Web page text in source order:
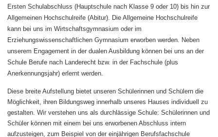
Ersten Schulabschluss (Hauptschule nach Klasse 9 oder 10) bis hin zur
Allgemeinen Hochschulreife (Abitur). Die Allgemeine Hochschulreife
kann bei uns im Wirtschaftsgymnasium oder im
Erziehungswissenschaftlichen Gymnasium erworben werden. Neben
unserem Engagement in der dualen Ausbildung können bei uns an der
Schule Berufe nach Landerecht bzw. in der Fachschule (plus
Anerkennungsjahr) erlernt werden.
Diese breite Aufstellung bietet unseren Schülerinnen und Schülern die
Möglichkeit, ihren Bildungsweg innerhalb unseres Hauses individuell zu
gestalten. Wir verstehen uns als durchlässige Schule: Schülerinnen und
Schüler können mit einem bei uns erworbenen Abschluss intern
aufzusteigen, zum Beispiel von der einjährigen Berufsfachschule